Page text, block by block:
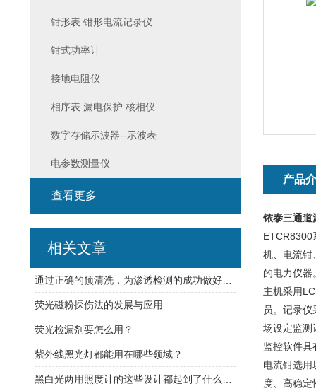
产品
铱泰三通道
ETCR8300
机、电流钳
的电力仪器
主机采用
员。记录
场设定监测
监控软件具
电流钳选用
度、高稳定
钳形表 钳形电流记录仪
钳式功率计
接地电阻仪
相序表 漏电保护 核相仪
数字存储示波器--示波表
电参数测量仪
查看更多
相关文章
荧光磁粉探伤法的发展与应用
荧光检漏剂要怎么用？
紫外线黑光灯都能用在哪些领域？